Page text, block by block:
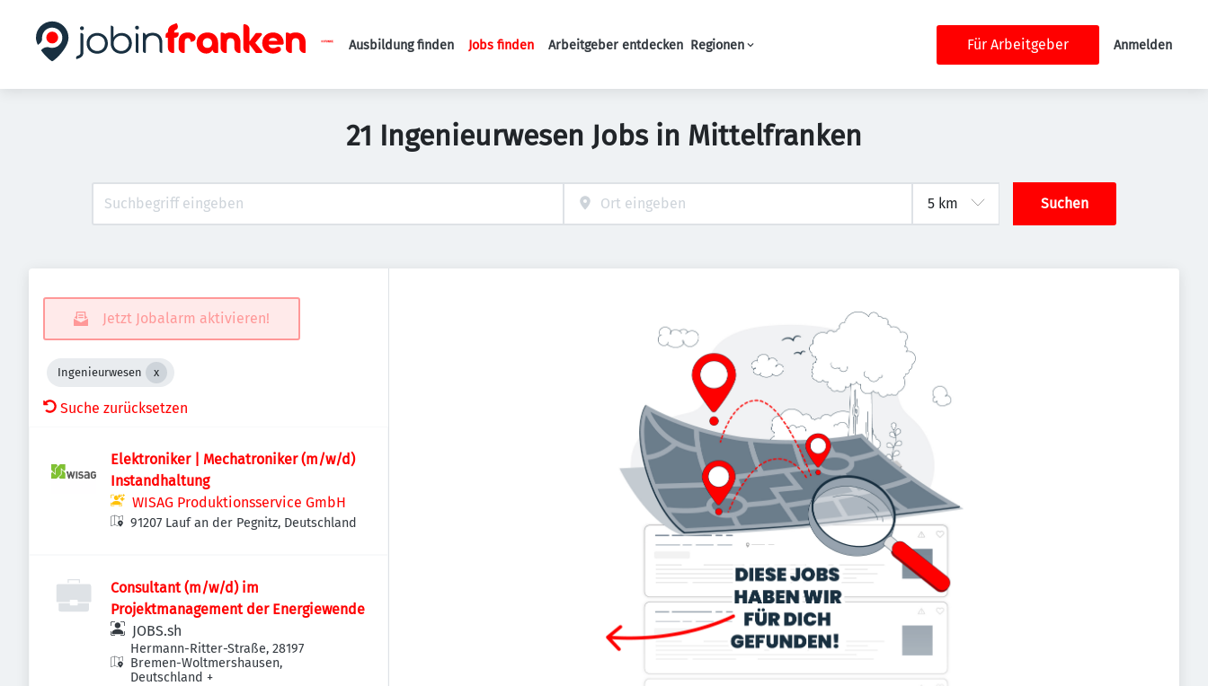
Haupt-Navigation
Ausbildung finden Jobs finden Arbeitgeber entdecken Regionen Für Arbeitgeber Anmelden
21 Ingenieurwesen Jobs in Mittelfranken
Suchen
Jetzt Jobalarm aktivieren!
Ingenieurwesen
Suche zurücksetzen
Elektroniker | Mechatroniker (m/w/d)
Instandhaltung
WISAG Produktionsservice GmbH
91207 Lauf an der Pegnitz, Deutschland
Consultant (m/w/d) im
Projektmanagement der Energiewende
JOBS.sh
Hermann-Ritter-Straße, 28197
Bremen-Woltmershausen,
Deutschland +